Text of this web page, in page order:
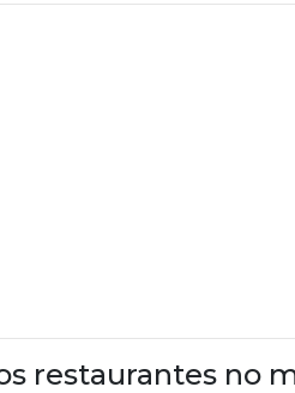
restaurantes no